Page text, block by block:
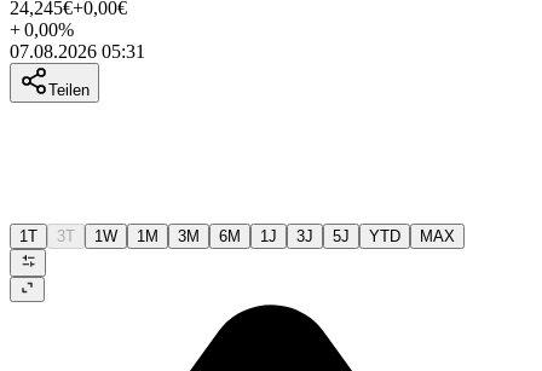
24,245€+0,00€
+0,00%
07.08.2026 05:31
Teilen
1T 3T 1W 1M 3M 6M 1J 3J 5J YTD MAX